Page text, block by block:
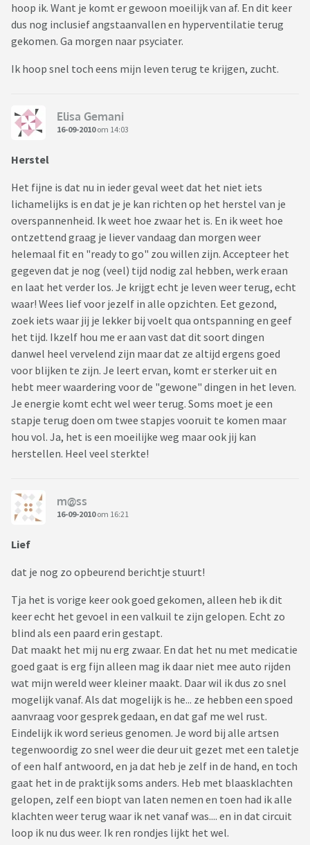
hoop ik. Want je komt er gewoon moeilijk van af. En dit keer
dus nog inclusief angstaanvallen en hyperventilatie terug
gekomen. Ga morgen naar psyciater.
Ik hoop snel toch eens mijn leven terug te krijgen, zucht.
Elisa Gemani
16-09-2010om 14:03
Herstel
Het fijne is dat nu in ieder geval weet dat het niet iets
lichamelijks is en dat je je kan richten op het herstel van je
overspannenheid. Ik weet hoe zwaar het is. En ik weet hoe
ontzettend graag je liever vandaag dan morgen weer
helemaal fit en "ready to go" zou willen zijn. Accepteer het
gegeven dat je nog (veel) tijd nodig zal hebben, werk eraan
en laat het verder los. Je krijgt echt je leven weer terug, echt
waar! Wees lief voor jezelf in alle opzichten. Eet gezond,
zoek iets waar jij je lekker bij voelt qua ontspanning en geef
het tijd. Ikzelf hou me er aan vast dat dit soort dingen
danwel heel vervelend zijn maar dat ze altijd ergens goed
voor blijken te zijn. Je leert ervan, komt er sterker uit en
hebt meer waardering voor de "gewone" dingen in het leven.
Je energie komt echt wel weer terug. Soms moet je een
stapje terug doen om twee stapjes vooruit te komen maar
hou vol. Ja, het is een moeilijke weg maar ook jij kan
herstellen. Heel veel sterkte!
m@ss
16-09-2010om 16:21
Lief
dat je nog zo opbeurend berichtje stuurt!
Tja het is vorige keer ook goed gekomen, alleen heb ik dit
keer echt het gevoel in een valkuil te zijn gelopen. Echt zo
blind als een paard erin gestapt.
Dat maakt het mij nu erg zwaar. En dat het nu met medicatie
goed gaat is erg fijn alleen mag ik daar niet mee auto rijden
wat mijn wereld weer kleiner maakt. Daar wil ik dus zo snel
mogelijk vanaf. Als dat mogelijk is he... ze hebben een spoed
aanvraag voor gesprek gedaan, en dat gaf me wel rust.
Eindelijk ik word serieus genomen. Je word bij alle artsen
tegenwoordig zo snel weer die deur uit gezet met een taletje
of een half antwoord, en ja dat heb je zelf in de hand, en toch
gaat het in de praktijk soms anders. Heb met blaasklachten
gelopen, zelf een biopt van laten nemen en toen had ik alle
klachten weer terug waar ik net vanaf was.... en in dat circuit
loop ik nu dus weer. Ik ren rondjes lijkt het wel.